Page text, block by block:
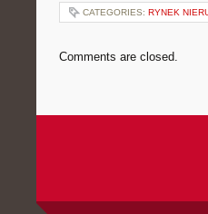
CATEGORIES: RYNEK
Comments are closed.